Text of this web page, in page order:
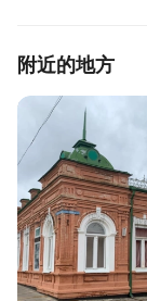
附近的地方